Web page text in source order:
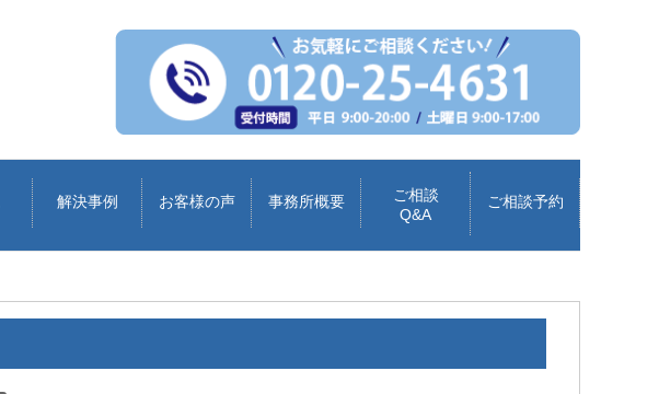
解決事例 お客様の声 事務所概要
ご相談
Q&A
ご相談予約